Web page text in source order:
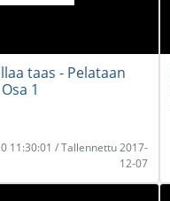
taas - Pelataan
1
11:30:01 / Tallennettu 2017-
12-07